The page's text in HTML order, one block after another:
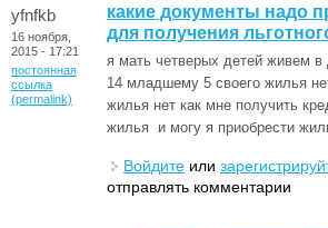
yfnfkb
16 ноября,
2015 - 17:21
постоянная
ссылка
(permalink)
какие документы надо
для получения
я мать четверых детей живем
14 младшему 5 своего жилья
жилья нет как мне получить
жилья и могу я приобрести
Войдите или
отправлять комментарии